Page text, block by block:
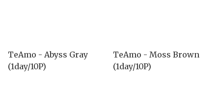
TeAmo - Abyss Gray
(1day/10P)
TeAmo - Moss Brown
(1day/10P)